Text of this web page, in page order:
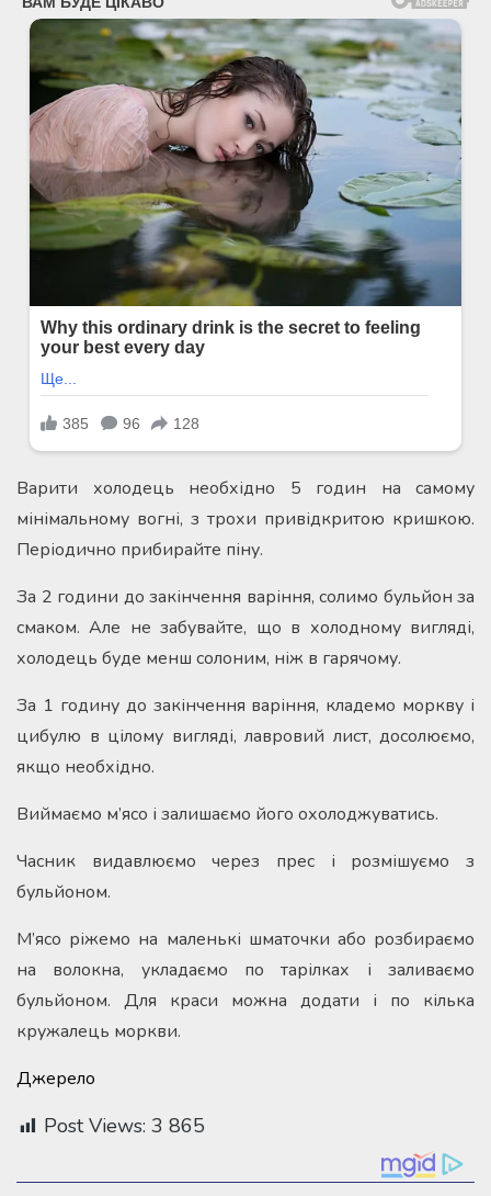
Варити холодець необхідно 5 годин на самому
мінімальному вогні, з трохи привідкритою кришкою.
Періодично прибирайте піну.
За 2 години до закінчення варіння, солимо бульйон за
смаком. Але не забувайте, що в холодному вигляді,
холодець буде менш солоним, ніж в гарячому.
За 1 годину до закінчення варіння, кладемо моркву і
цибулю в цілому вигляді, лавровий лист, досолюємо,
якщо необхідно.
Виймаємо м’ясо і залишаємо його охолоджуватись.
Часник видавлюємо через прес і розмішуємо з
бульйоном.
М’ясо ріжемо на маленькі шматочки або розбираємо
на волокна, укладаємо по тарілках і заливаємо
бульйоном. Для краси можна додати і по кілька
кружалець моркви.
Джерело
Post Views: 3 865